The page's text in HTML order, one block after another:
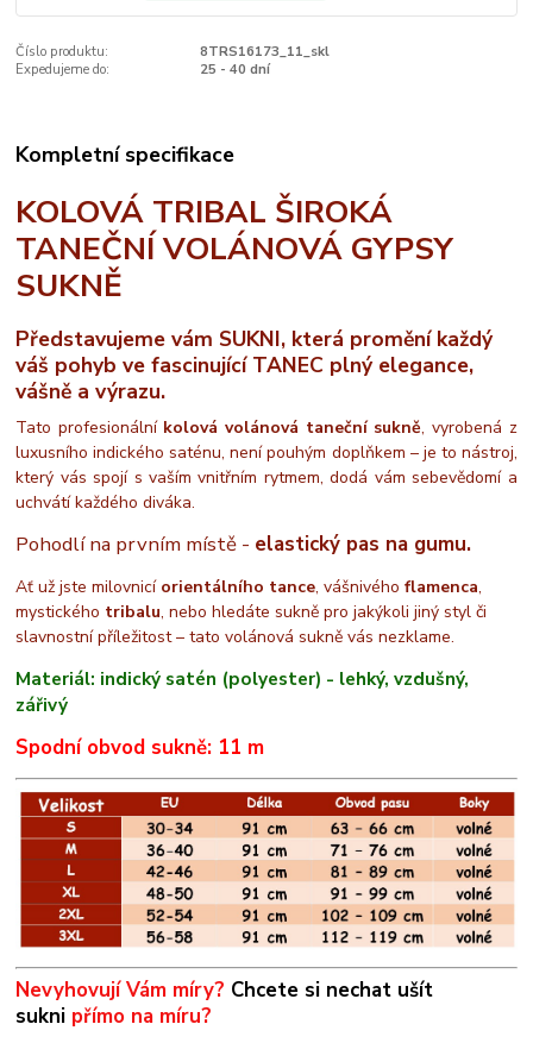
Číslo produktu:
8TRS16173_11_skl
Expedujeme do:
25 - 40 dní
Kompletní specifikace
KOLOVÁ TRIBAL ŠIROKÁ
TANEČNÍ VOLÁNOVÁ GYPSY
SUKNĚ
Představujeme vám SUKNI, která promění každý
váš pohyb ve fascinující TANEC plný elegance,
vášně a výrazu.
Tato profesionální kolová volánová taneční sukně, vyrobená z
luxusního indického saténu, není pouhým doplňkem – je to nástroj,
který vás spojí s vaším vnitřním rytmem, dodá vám sebevědomí a
uchvátí každého diváka.
Pohodlí na prvním místě - elastický pas na gumu.
Ať už jste milovnicí orientálního tance, vášnivéhoflamenca,
mystického tribalu, nebo hledáte sukně pro jakýkoli jiný styl či
slavnostní příležitost – tato volánová sukně vás nezklame.
Materiál: indický satén (polyester) - lehký, vzdušný,
zářivý
Spodní obvod sukně: 11 m
Nevyhovují Vám míry? Chcete si nechat ušít
sukni přímo na míru?